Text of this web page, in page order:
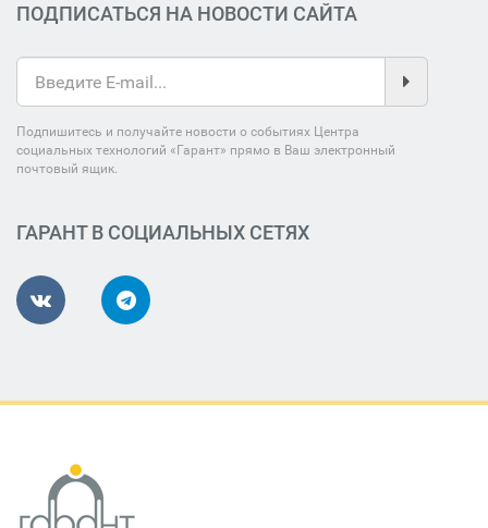
ПОДПИСАТЬСЯ НА НОВОСТИ САЙТА
Подпишитесь и получайте новости о событиях Центра
социальных технологий «Гарант» прямо в Ваш электронный
почтовый ящик.
ГАРАНТ В СОЦИАЛЬНЫХ СЕТЯХ